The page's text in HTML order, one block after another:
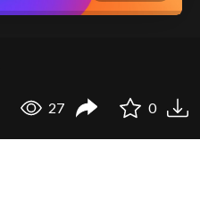
27 0